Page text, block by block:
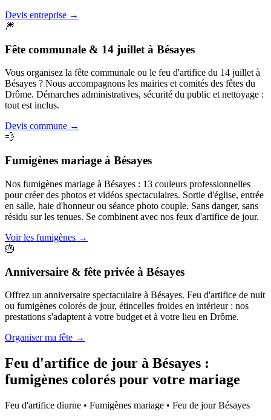
Devis entreprise →
🎆
Fête communale & 14 juillet à Bésayes
Vous organisez la fête communale ou le feu d'artifice du 14 juillet à
Bésayes ? Nous accompagnons les mairies et comités des fêtes du
Drôme. Démarches administratives, sécurité du public et nettoyage :
tout est inclus.
Devis commune →
💨
Fumigènes mariage à Bésayes
Nos fumigènes mariage à Bésayes : 13 couleurs professionnelles
pour créer des photos et vidéos spectaculaires. Sortie d'église, entrée
en salle, haie d'honneur ou séance photo couple. Sans danger, sans
résidu sur les tenues. Se combinent avec nos feux d'artifice de jour.
Voir les fumigènes →
🎂
Anniversaire & fête privée à Bésayes
Offrez un anniversaire spectaculaire à Bésayes. Feu d'artifice de nuit
ou fumigènes colorés de jour, étincelles froides en intérieur : nos
prestations s'adaptent à votre budget et à votre lieu en Drôme.
Organiser ma fête →
Feu d'artifice de jour à Bésayes :
fumigènes colorés pour votre mariage
Feu d'artifice diurne • Fumigènes mariage • Feu de jourBésayes